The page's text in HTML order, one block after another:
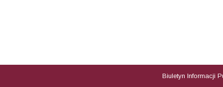
Biuletyn Informacji